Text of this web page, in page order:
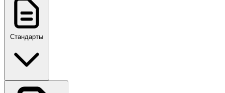
Стандарты
ГОСТ, ГОСТ Р, ПНСТ